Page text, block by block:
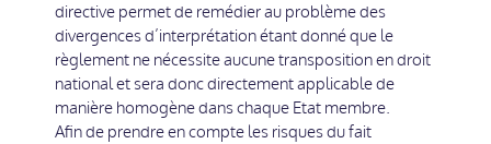
directive permet de remédier au problème des
divergences d’interprétation étant donné que le
règlement ne nécessite aucune transposition en droit
national et sera donc directement applicable de
manière homogène dans chaque Etat membre.
Afin de prendre en compte les risques du fait